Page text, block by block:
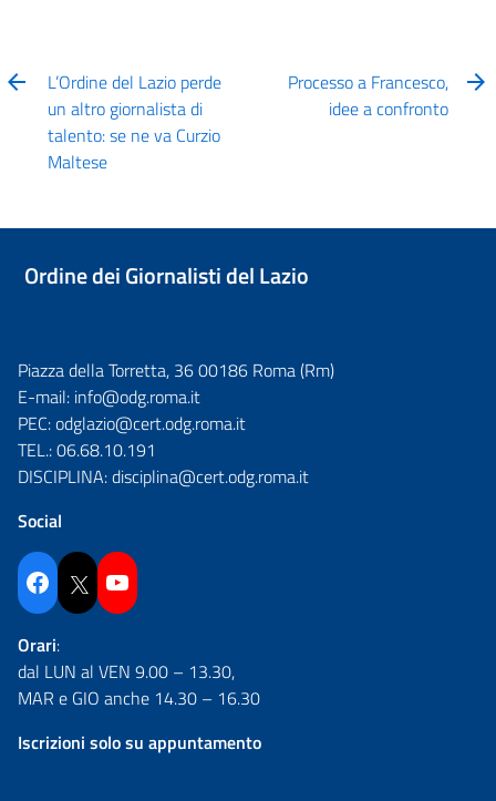
L’Ordine del Lazio perde
un altro giornalista di
talento: se ne va Curzio
Maltese
Processo a Francesco,
idee a confronto
Ordine dei Giornalisti del Lazio
Piazza della Torretta, 36 00186 Roma (Rm)
E-mail: info@odg.roma.it
PEC:odglazio@cert.odg.roma.it
TEL.:06.68.10.191
DISCIPLINA:disciplina@cert.odg.roma.it
Social
Facebook Twitter YouTube
Orari:
dal LUN al VEN 9.00 – 13.30,
MAR e GIO anche 14.30 – 16.30
Iscrizioni solo su appuntamento